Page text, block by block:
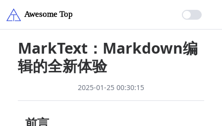
MarkText：Markdown编
辑的全新体验
2025-01-25 00:30:15